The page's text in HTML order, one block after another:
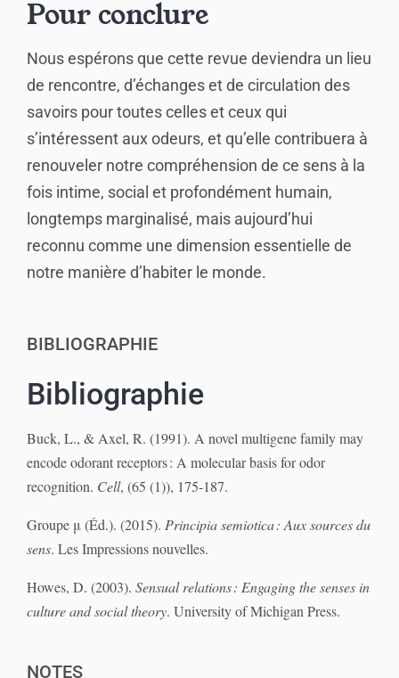
Pour conclure
Nous espérons que cette revue deviendra un lieu
de rencontre, d’échanges et de circulation des
savoirs pour toutes celles et ceux qui
s’intéressent aux odeurs, et qu’elle contribuera à
renouveler notre compréhension de ce sens à la
fois intime, social et profondément humain,
longtemps marginalisé, mais aujourd’hui
reconnu comme une dimension essentielle de
notre manière d’habiter le monde.
BIBLIOGRAPHIE
Bibliographie
Buck, L., & Axel, R. (1991). A novel multigene family may
encode odorant receptors : A molecular basis for odor
recognition. Cell, (65 (1)), 175‑187.
Groupe μ (Éd.). (2015). Principia semiotica : Aux sources du
sens. Les Impressions nouvelles.
Howes, D. (2003). Sensual relations : Engaging the senses in
culture and social theory. University of Michigan Press.
NOTES